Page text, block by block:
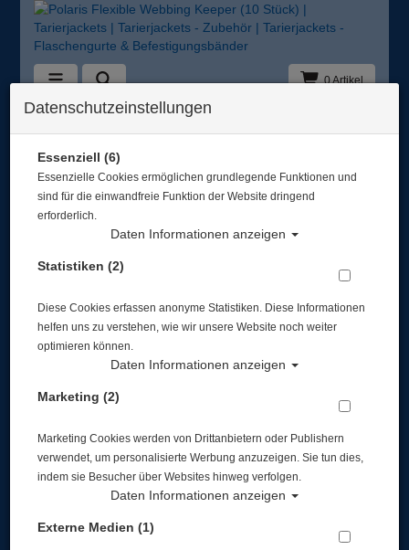
0 Artikel
Alle Artikel zeigen aus: Tarierjackets - Flaschengurte &
Datenschutzeinstellungen
Essenziell (6)
Essenzielle Cookies ermöglichen grundlegende Funktionen und
sind für die einwandfreie Funktion der Website dringend
erforderlich.
Daten Informationen anzeigen
Statistiken (2)
Diese Cookies erfassen anonyme Statistiken. Diese Informationen
helfen uns zu verstehen, wie wir unsere Website noch weiter
optimieren können.
Daten Informationen anzeigen
Marketing (2)
Marketing Cookies werden von Drittanbietern oder Publishern
verwendet, um personalisierte Werbung anzuzeigen. Sie tun dies,
indem sie Besucher über Websites hinweg verfolgen.
Daten Informationen anzeigen
Externe Medien (1)